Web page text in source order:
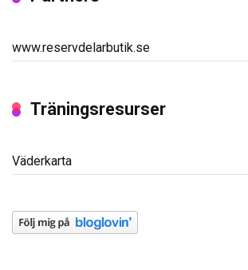
www.reservdelarbutik.se
Träningsresurser
Väderkarta